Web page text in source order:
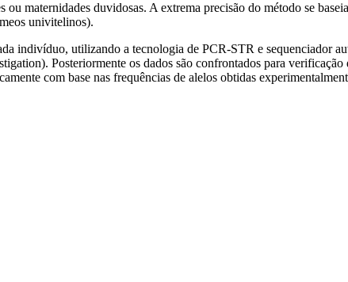
maternidades duvidosas. A extrema precisão do método se
univitelinos).
indivíduo, utilizando a tecnologia de PCR-STR e sequenciador
Posteriormente os dados são confrontados para
com base nas frequências de alelos obtidas